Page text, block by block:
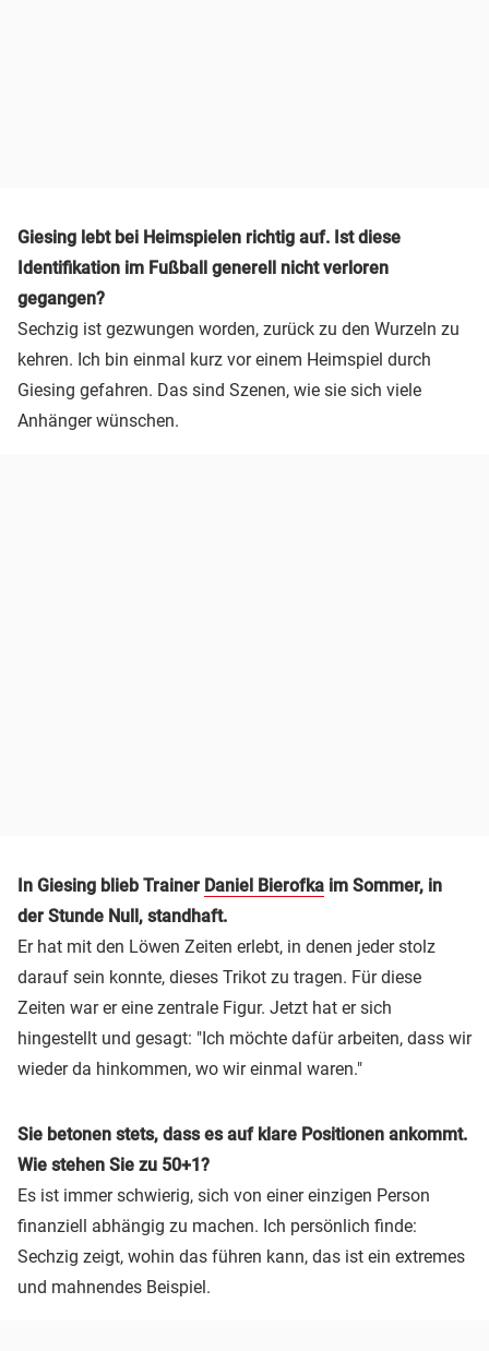
Giesing lebt bei Heimspielen richtig auf. Ist diese
Identifikation im Fußball generell nicht verloren
gegangen?
Sechzig ist gezwungen worden, zurück zu den Wurzeln zu
kehren. Ich bin einmal kurz vor einem Heimspiel durch
Giesing gefahren. Das sind Szenen, wie sie sich viele
Anhänger wünschen.
In Giesing blieb Trainer Daniel Bierofka im Sommer, in
der Stunde Null, standhaft.
Er hat mit den Löwen Zeiten erlebt, in denen jeder stolz
darauf sein konnte, dieses Trikot zu tragen. Für diese
Zeiten war er eine zentrale Figur. Jetzt hat er sich
hingestellt und gesagt: "Ich möchte dafür arbeiten, dass wir
wieder da hinkommen, wo wir einmal waren."
Sie betonen stets, dass es auf klare Positionen ankommt.
Wie stehen Sie zu 50+1?
Es ist immer schwierig, sich von einer einzigen Person
finanziell abhängig zu machen. Ich persönlich finde:
Sechzig zeigt, wohin das führen kann, das ist ein extremes
und mahnendes Beispiel.